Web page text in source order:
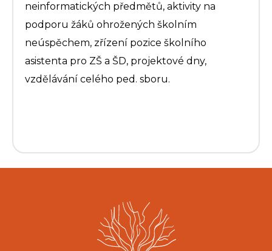
neinformatických předmětů, aktivity na
podporu žáků ohrožených školním
neúspěchem, zřízení pozice školního
asistenta pro ZŠ a ŠD, projektové dny,
vzdělávání celého ped. sboru.